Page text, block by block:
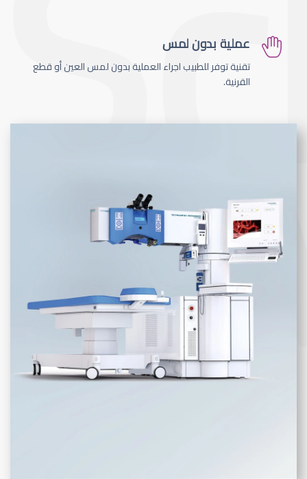
عملية بدون لمس
تقنية توفر للطبيب اجراء العملية بدون لمس العين أو قطع
القرنية.